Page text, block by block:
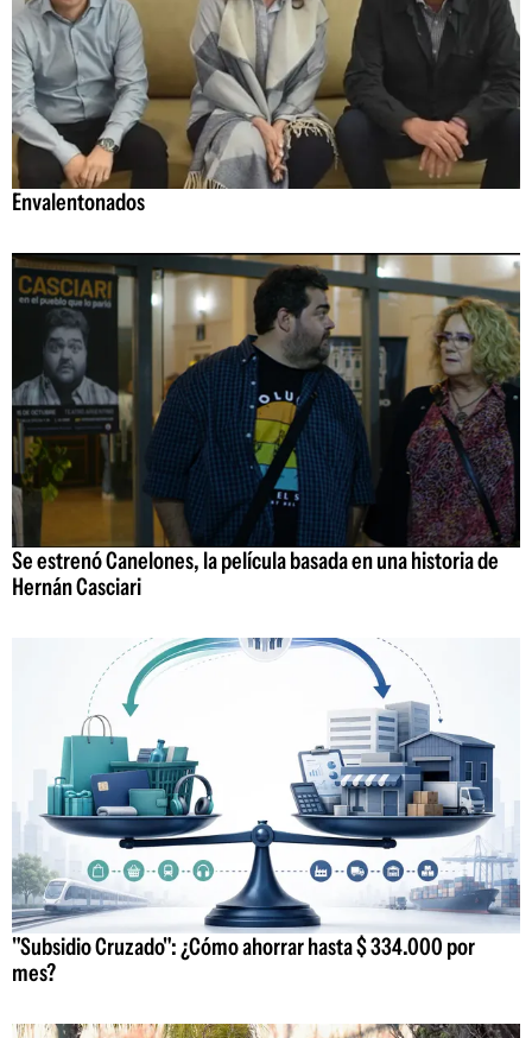
Envalentonados
Se estrenó Canelones, la película basada en una historia de
Hernán Casciari
"Subsidio Cruzado": ¿Cómo ahorrar hasta $ 334.000 por
mes?